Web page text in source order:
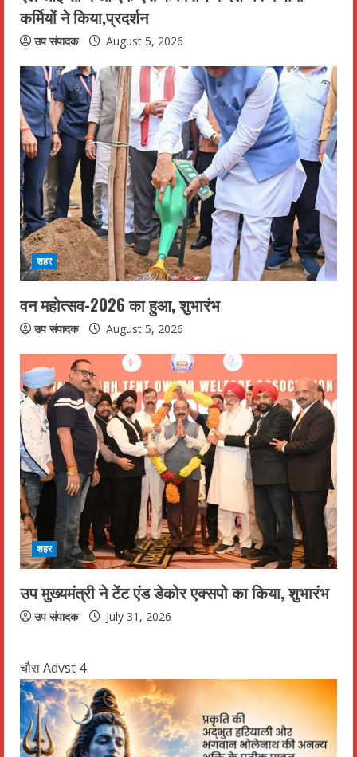
g
कर्मियों ने किया,प्रदर्शन
उप संपादक August 5, 2026
शहर
वन महोत्सव-2026 का हुआ, शुभारंभ
उप संपादक August 5, 2026
शहर
उप मुख्यमंत्री ने टेंट एंड डेकोर एक्सपो का किया, शुभारंभ
उप संपादक July 31, 2026
चौरा Advst 4